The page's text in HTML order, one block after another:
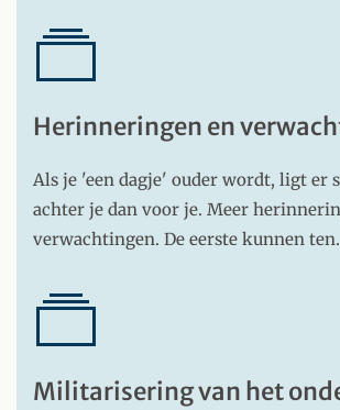
Herinneringen en
Als je 'een dagje' ouder wordt, ligt er
achter je dan voor je. Meer
verwachtingen. De eerste kunnen
Militarisering van het